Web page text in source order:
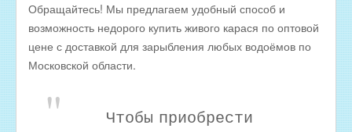
Обращайтесь! Мы предлагаем удобный способ и
возможность недорого купить живого карася по оптовой
цене с доставкой для зарыбления любых водоёмов по
Московской области.
Чтобы приобрести